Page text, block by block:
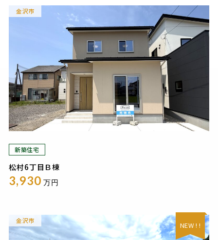
金沢市
新築住宅
松村6丁目Ｂ棟
3,930 万円
金沢市
NEW ! !